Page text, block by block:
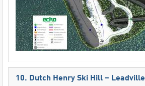
10. Dutch Henry Ski Hill – Leadville